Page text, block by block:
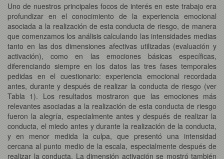
Uno de nuestros principales focos de interés en este trabajo era
profundizar en el conocimiento de la experiencia emocional
asociada a la realización de esta conducta de riesgo, de manera
que comenzamos los análisis calculando las intensidades medias
tanto en las dos dimensiones afectivas utilizadas (evaluación y
activación), como en las emociones básicas específicas,
diferenciando siempre en los datos las tres fases temporales
pedidas en el cuestionario: experiencia emocional recordada
antes, durante y después de realizar la conducta de riesgo (ver
Tabla 1). Los resultados mostraron que las emociones más
relevantes asociadas a la realización de esta conducta de riesgo
fueron la alegría, especialmente antes y después de realizar la
conducta, el miedo antes y durante la realización de la conducta,
y en menor medida la culpa, que presentó una intensidad
cercana al punto medio de la escala, especialmente después de
realizar la conducta. La dimensión activación se mostró también